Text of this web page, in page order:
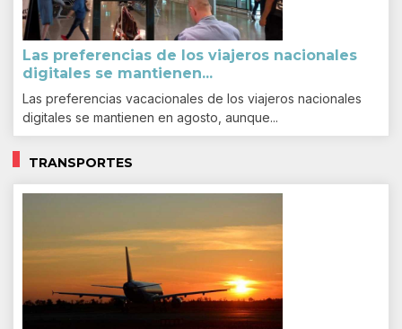
Las preferencias de los viajeros nacionales
digitales se mantienen...
Las preferencias vacacionales de los viajeros nacionales
digitales se mantienen en agosto, aunque...
TRANSPORTES